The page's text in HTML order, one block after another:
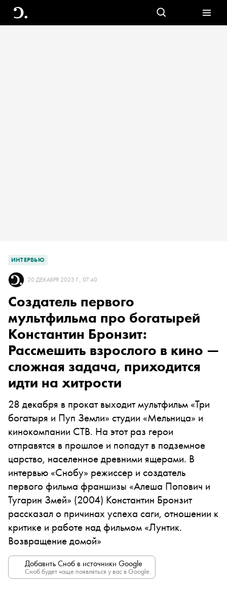
ИНТЕРВЬЮ
20 ДЕКАБРЯ 2023 Г., 07:40
Создатель первого
мультфильма про богатырей
Константин Бронзит:
Рассмешить взрослого в кино —
сложная задача, приходится
идти на хитрости
28 декабря в прокат выходит мультфильм «Три
богатыря и Пуп Земли» студии «Мельница» и
кинокомпании СТВ. На этот раз герои
отправятся в прошлое и попадут в подземное
царство, населенное древними ящерами. В
интервью «Снобу» режиссер и создатель
первого фильма франшизы «Алеша Попович и
Тугарин Змей» (2004) Константин Бронзит
рассказал о причинах успеха саги, отношении к
критике и работе над фильмом «Лунтик.
Возвращение домой»
Добавить Сноб в источники Google
Сноб будет чаще появляться у вас в Google.